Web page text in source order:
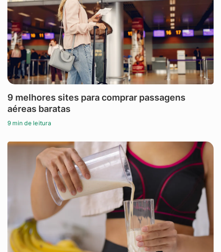
9 melhores sites para comprar passagens
aéreas baratas
9 min de leitura